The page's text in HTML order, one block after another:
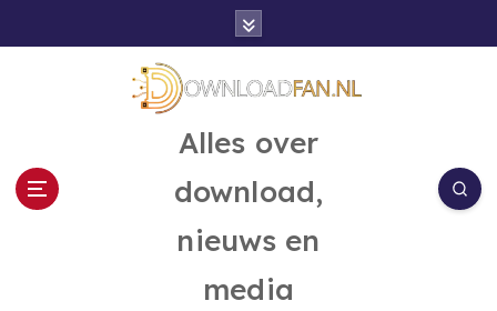
Alles over
download,
nieuws en
media